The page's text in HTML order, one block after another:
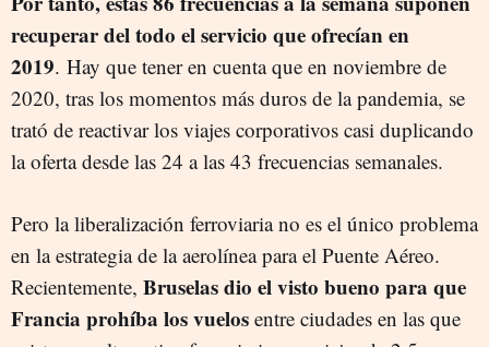
recuperar del todo el servicio que ofrecían en
2019. Hay que tener en cuenta que en noviembre de
2020, tras los momentos más duros de la pandemia, se
trató de reactivar los viajes corporativos casi duplicando
la oferta desde las 24 a las 43 frecuencias semanales.
Pero la liberalización ferroviaria no es el único problema
en la estrategia de la aerolínea para el Puente Aéreo.
Recientemente, Bruselas dio el visto bueno para que
Francia prohíba los vuelos entre ciudades en las que